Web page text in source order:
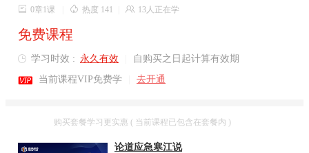
 0章1课  热度 141  13人正在学
免费课程
 学习时效 : 永久有效 自购买之日起计算有效期
 当前课程VIP免费学 去开通
购买套餐学习更实惠 ( 当前课程已包含在套餐内 )
论道应急寒江说